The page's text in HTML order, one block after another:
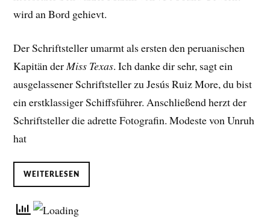
wird an Bord gehievt.
Der Schriftsteller umarmt als ersten den peruanischen
Kapitän derMiss Texas. Ich danke dir sehr, sagt ein
ausgelassener Schriftsteller zu Jesús Ruiz More, du bist
ein erstklassiger Schiffsführer. Anschließend herzt der
Schriftsteller die adrette Fotografin. Modeste von Unruh
hat
WEITERLESEN